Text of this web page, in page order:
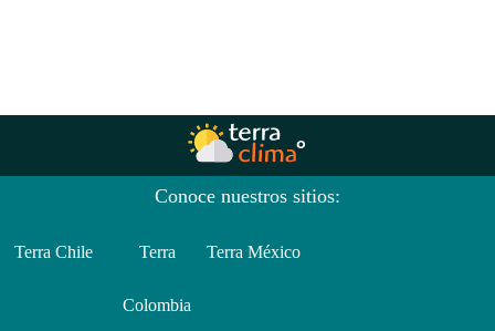
Conoce nuestros sitios:
Terra Chile Terra
Colombia
Terra México